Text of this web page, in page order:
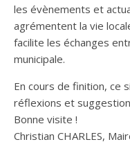
les évènements et
agrémentent la vie
facilite les échanges
municipale.
En cours de finition, ce
réflexions et
Bonne visite !
Christian CHARLES,